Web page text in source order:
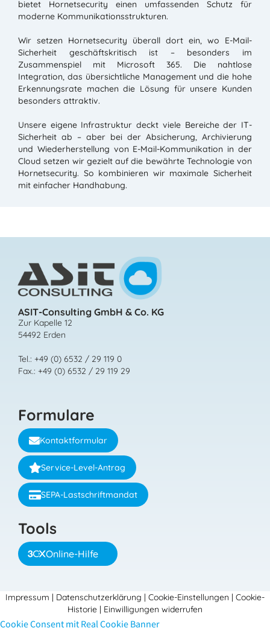
bietet Hornetsecurity einen umfassenden Schutz für
moderne Kommunikationsstrukturen.
Wir setzen Hornetsecurity überall dort ein, wo E-Mail-
Sicherheit geschäftskritisch ist – besonders im
Zusammenspiel mit Microsoft 365. Die nahtlose
Integration, das übersichtliche Management und die hohe
Erkennungsrate machen die Lösung für unsere Kunden
besonders attraktiv.
Unsere eigene Infrastruktur deckt viele Bereiche der IT-
Sicherheit ab – aber bei der Absicherung, Archivierung
und Wiederherstellung von E-Mail-Kommunikation in der
Cloud setzen wir gezielt auf die bewährte Technologie von
Hornetsecurity. So kombinieren wir maximale Sicherheit
mit einfacher Handhabung.
ASIT-Consulting GmbH & Co. KG
Zur Kapelle 12
54492 Erden
Tel.: +49 (0) 6532 / 29 119 0
Fax.: +49 (0) 6532 / 29 119 29
Formulare
Kontaktformular
Service-Level-Antrag
SEPA-Lastschriftmandat
Tools
Online-Hilfe
Impressum | Datenschutzerklärung | Cookie-Einstellungen | Cookie-
Historie | Einwilligungen widerrufen
Cookie Consent mit Real Cookie Banner